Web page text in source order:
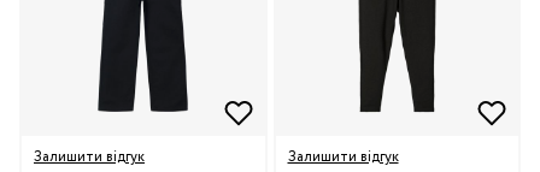
Залишити відгук Залишити відгук